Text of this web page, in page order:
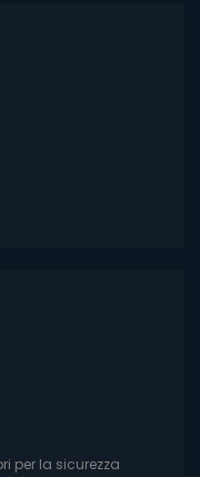
per la sicurezza